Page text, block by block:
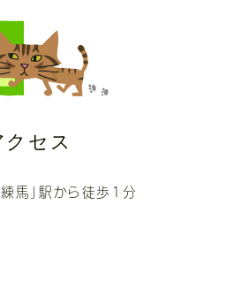
クセス
馬」駅から徒歩1分